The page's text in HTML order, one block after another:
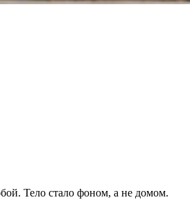
Тело стало фоном, а не домом.